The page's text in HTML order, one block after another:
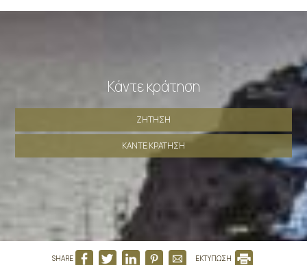
Κάντε κράτηση
ΖΉΤΗΣΗ
ΚΆΝΤΕ ΚΡΆΤΗΣΗ
SHARE ΕΚΤΥΠΩΣΗ